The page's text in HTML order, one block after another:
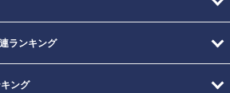
ランキング
ング